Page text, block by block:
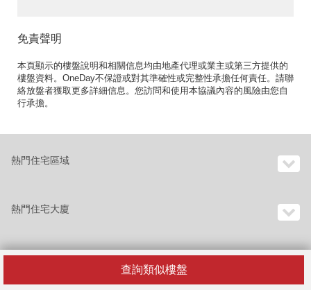
查詢類似樓盤
免責聲明
本頁顯示的樓盤說明和相關信息均由地產代理或業主或第三方提供的
樓盤資料。OneDay不保證或對其準確性或完整性承擔任何責任。請聯
絡放盤者獲取更多詳細信息。您訪問和使用本協議內容的風險由您自
行承擔。
熱門住宅區域
熱門住宅大廈